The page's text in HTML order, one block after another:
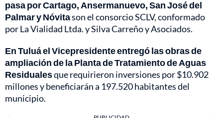
pasa por Cartago, Ansermanuevo, San José del
Palmar y Nóvitason el consorcio SCLV, conformado
por La Vialidad Ltda. y Silva Carreño y Asociados.
En Tuluá el Vicepresidente entregó las obras de
ampliación de la Planta de Tratamiento de Aguas
Residualesque requirieron inversiones por $10.902
millones y beneficiarán a 197.520 habitantes del
municipio.